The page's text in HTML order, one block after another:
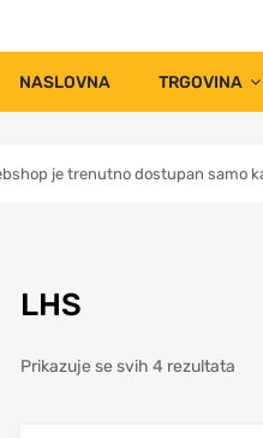
NASLOVNA TRGOVINA
je trenutno dostupan samo
LHS
Prikazuje se svih 4 rezultata